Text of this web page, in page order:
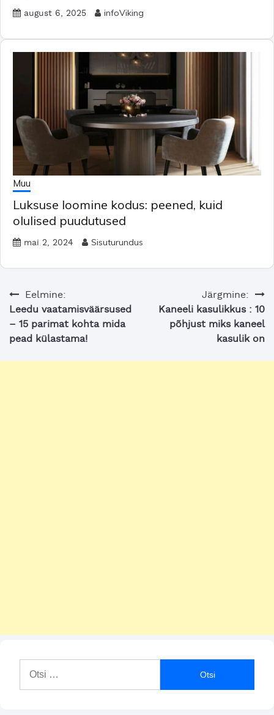
august 6, 2025 infoViking
Muu
Luksuse loomine kodus: peened, kuid
olulised puudutused
mai 2, 2024 Sisuturundus
Navigeerimine
Eelmine:
Leedu vaatamisväärsused
– 15 parimat kohta mida
pead külastama!
Järgmine:
Kaneeli kasulikkus : 10
põhjust miks kaneel
kasulik on